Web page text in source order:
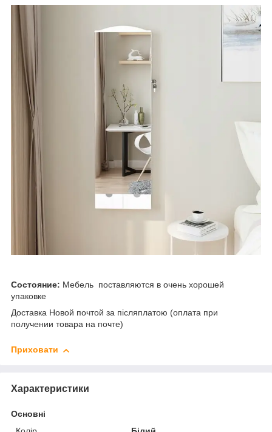
Состояние: Мебель поставляются в очень хорошей
упаковке
Доставка Новой почтой за післяплатою (оплата при
получении товара на почте)
Приховати
Характеристики
Основні